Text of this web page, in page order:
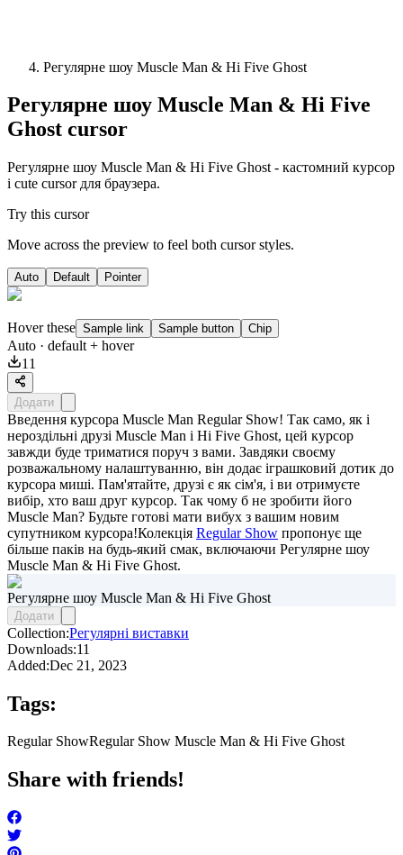
Регулярне шоу Muscle Man & Hi Five Ghost
Регулярне шоу Muscle Man & Hi Five
Ghost cursor
Регулярне шоу Muscle Man & Hi Five Ghost - кастомний курсор
і cute cursor для браузера.
Try this cursor
Move across the preview to feel both cursor styles.
Auto Default Pointer
Hover these Sample link Sample button Chip
Auto · default + hover
11
Додати
Введення курсора Muscle Man Regular Show! Так само, як і
нероздільні друзі Muscle Man і Hi Five Ghost, цей курсор
завжди буде триматися поруч з вами. Завдяки своєму
розважальному налаштуванню, він додає іграшковий дотик до
курсора миші. Пам'ятайте, друзі є як сім'я, і ви отримуєте
вибір, хто ваш друг курсор. Так чому б не зробити його
Muscle Man? Будьте готові мати вибух з вашим новим
супутником курсора!Колекція Regular Show пропонує ще
більше паків на будь-який смак, включаючи Регулярне шоу
Muscle Man & Hi Five Ghost.
Регулярне шоу Muscle Man & Hi Five Ghost
Додати
Collection:Регулярні виставки
Downloads:11
Added:Dec 21, 2023
Tags:
Regular ShowRegular Show Muscle Man & Hi Five Ghost
Share with friends!